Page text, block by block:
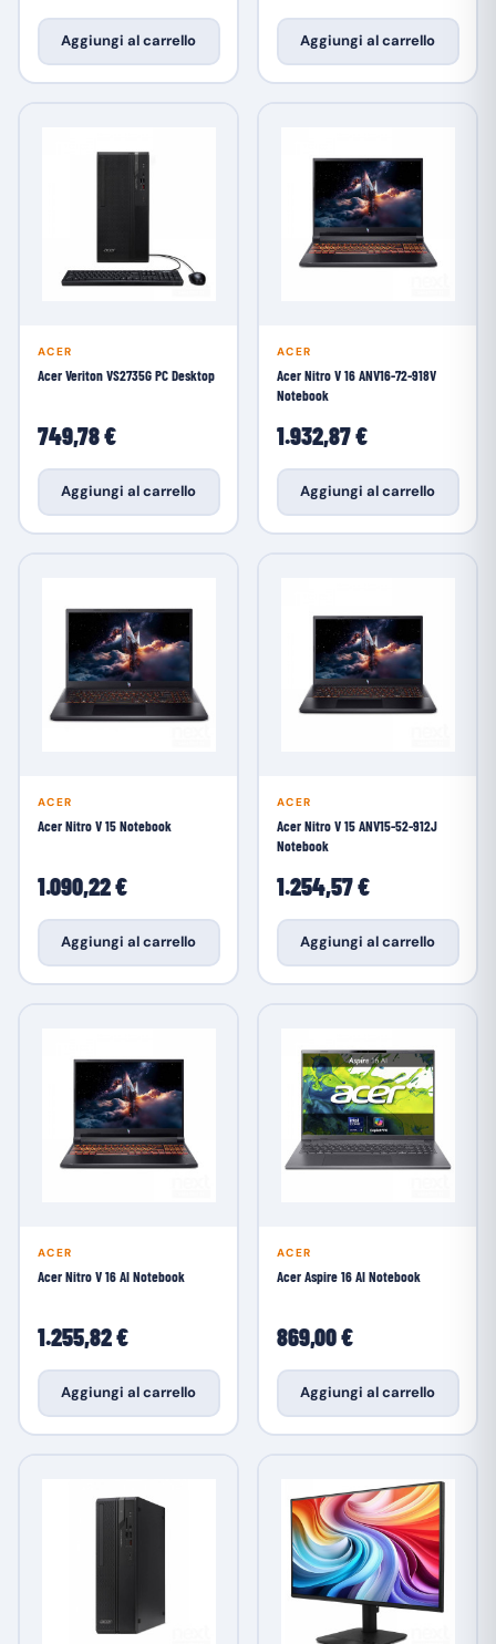
Aggiungi al carrello Aggiungi al carrello
ACER
Acer Veriton VS2735G PC Desktop
749,78 €
Aggiungi al carrello
ACER
Acer Nitro V 16 ANV16-72-918V
Notebook
1.932,87 €
Aggiungi al carrello
ACER
Acer Nitro V 15 Notebook
1.090,22 €
Aggiungi al carrello
ACER
Acer Nitro V 15 ANV15-52-912J
Notebook
1.254,57 €
Aggiungi al carrello
ACER
Acer Nitro V 16 AI Notebook
1.255,82 €
Aggiungi al carrello
ACER
Acer Aspire 16 AI Notebook
869,00 €
Aggiungi al carrello